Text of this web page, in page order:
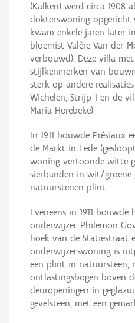
(Kalken) werd circa 1908
dokterswoning opgericht
kwam enkele jaren later
bloemist Valère Van der
verbouwd). Deze villa
stijlkenmerken van
sterk op andere
Wichelen, Strijp 1 en de
Maria-Horebeke).
In 1911 bouwde Présiaux
de Markt in Lede
woning vertoonde witte
sierbanden in wit/groene
natuurstenen plint.
Eveneens in 1911
onderwijzer Philemon
hoek van de Statiestraat
onderwijzerswoning is
een plint in natuursteen,
ontlastingsbogen boven
deuropeningen in
gevelsteen, met een